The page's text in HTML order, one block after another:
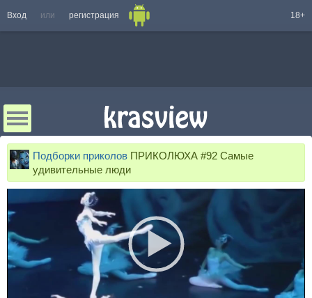
Вход или регистрация 18+
Подборки приколов ПРИКОЛЮХА #92 Самые
удивительные люди